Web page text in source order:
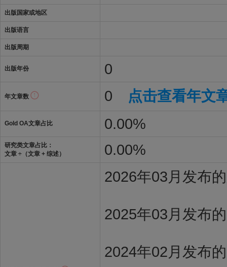
出版国家或地区
出版语言
出版周期
出版年份 0
年文章数 0 点击查看年文
Gold OA文章占比 0.00%
研究类文章占比：
文章 ÷（文章 + 综述）
0.00%
2026年03月发布
2025年03月发布
2024年02月发布